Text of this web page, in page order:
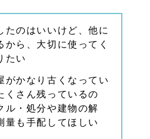
たのはいいけど、他に
から、大切に使ってく
たい
がかなり古くなってい
くさん残っているの
ル・処分や建物の解
量も手配してほしい